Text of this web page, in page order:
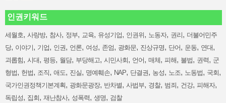
인권키워드
세월호, 사랑방, 참사, 정부, 교육, 유성기업, 인권위, 노동자, 권리, 더불어민주
당, 이야기, 기업, 인권, 언론, 여성, 존엄, 광화문, 진상규명, 단어, 운동, 연대,
괴롭힘, 시대, 평등, 월담, 부당해고, 시민사회, 언어, 매체, 피해, 불법, 권력, 군
형법, 헌법, 조직, 애도, 진실, 명예훼손, NAP, 단결권, 농성, 노조, 노동법, 국회,
국가인권정책기본계획, 광화문광장, 반차별, 사법부, 경찰, 범죄, 건강, 피해자,
독립성, 집회, 재난참사, 성폭력, 생명, 검찰